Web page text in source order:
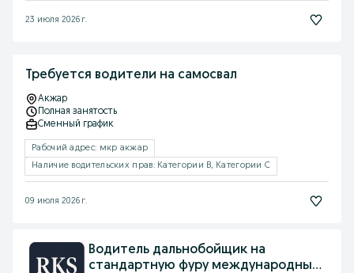
23 июля 2026 г.
Требуется водители на самосвал
Акжар
Полная занятость
Сменный график
Рабочий адрес: мкр акжар
Наличие водительских прав: Категории B, Категории C
09 июля 2026 г.
Водитель дальнобойщик на
стандартную фуру международные